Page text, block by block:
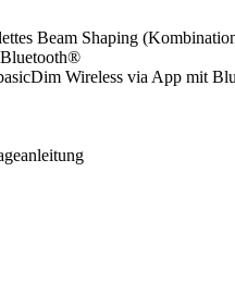
Beam Shaping
Bluetooth®
Wireless via App mit